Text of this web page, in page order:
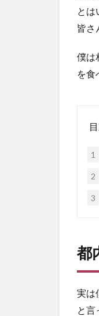
とは
皆さ
僕は
を食
1
2
3
都
実は
と言